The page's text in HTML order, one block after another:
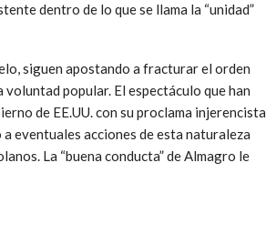
dentro de lo que se llama la “unidad”
siguen apostando a fracturar el orden
popular. El espectáculo que han
de EE.UU. con su proclama injerencista
eventuales acciones de esta naturaleza
La “buena conducta” de Almagro le